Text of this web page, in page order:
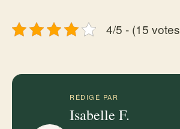
4/5 - (15
RÉDIGÉ PAR
Isabelle F.